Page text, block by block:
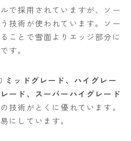
で採用されていますが、ソー
技術が使われています。ソー
ことで雪面よりエッジ部分に
す。
ミッドグレード、ハイグレー
ード、スーパーハイグレード
技術がとくに優れています。
にしています。